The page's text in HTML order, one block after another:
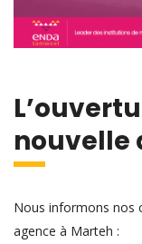
nouvelle
Nous informons nos
agence à Marteh :